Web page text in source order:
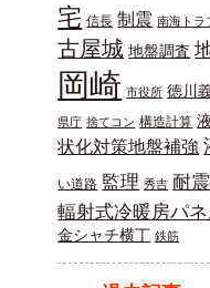
宅 信長 制震 南海トラ
古屋城 地盤調査
岡崎 市役所 徳川
県庁 捨てコン 構造計算
状化対策地盤補強
い道路 監理 秀吉 耐震
輻射式冷暖房パ
金シャチ横丁 鉄筋